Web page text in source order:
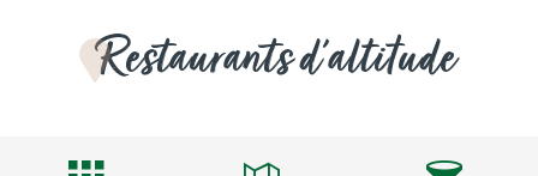
Restaurants d’altitude